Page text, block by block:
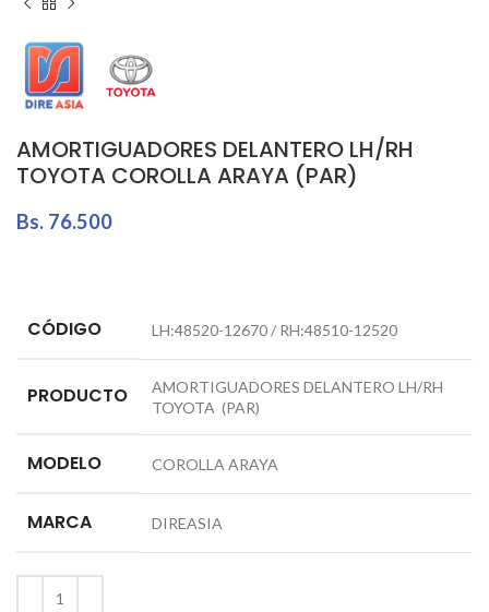
AMORTIGUADORES DELANTERO LH/RH
TOYOTA COROLLA ARAYA (PAR)
Bs. 76.500
CÓDIGO LH:48520-12670 / RH:48510-12520
PRODUCTO
AMORTIGUADORES DELANTERO LH/RH
TOYOTA (PAR)
MODELO COROLLA ARAYA
MARCA DIREASIA